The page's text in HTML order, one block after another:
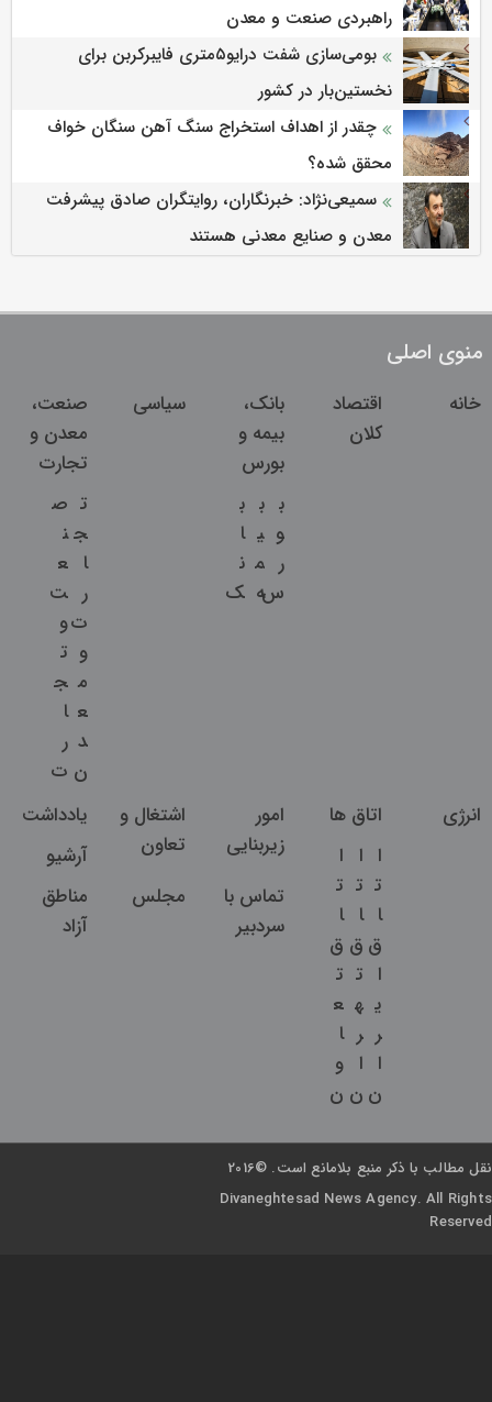
راهبردی صنعت و معدن
بومی‌سازی شفت درایو۵متری فایبرکربن برای
نخستین‌بار در کشور
چقدر از اهداف استخراج سنگ آهن سنگان خواف
محقق شده؟
سمیعی‌نژاد: خبرنگاران، روایتگران صادق پیشرفت
معدن و صنایع معدنی هستند
منوی اصلی
خانه
اقتصاد
کلان
بانک،
بیمه و
بورس
ب
و
ر
س
ب
ی
م
ه
ب
ا
ن
ک
سیاسی
صنعت،
معدن و
تجارت
ت
ج
ا
ر
ت
و
م
ع
د
ن
ص
ن
ع
ت
و
ت
ج
ا
ر
ت
انرژی
اتاق ها
ا
ت
ا
ق
ا
ی
ر
ا
ن
ا
ت
ا
ق
ت
ه
ر
ا
ن
ا
ت
ا
ق
ت
ع
ا
و
ن
امور
زیربنایی
اشتغال و
تعاون
یادداشت
آرشیو
تماس با
سردبیر
مجلس
مناطق
آزاد
نقل مطالب با ذکر منبع بلامانع است. ©2016
Divaneghtesad News Agency. All Rights
Reserved